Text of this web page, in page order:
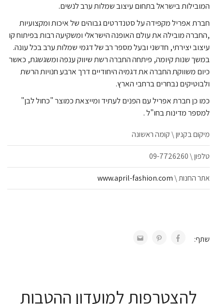
המובילות בישראל בתחום עיצוב שמלות ערב לנשים.
חברת אפריל מקפידה על סטנדרטים גבוהים של איכות ומקצועיות
,החברה מובילה את עולם האופנה הישראלי ומשקיעה רבות בפיתוח קו
עיצוב יצירתי, חדשני ובעל מספר רב של דגמי שמלות ערב בכל עונה.
במשך שנות קיומה, פיתחה החברה רשת שיווק ענפה ומשגשגת, כאשר
כיום משווקת החברה את דגמיה היחודיים דרך ארבע חנויות הרשת
ולבוטיקים נבחרים ברחבי הארץ.
כמו כן חברת אפריל עם הפנים לעתיד ומייצאת כמוצר "כחול לבן"
למספר מדינות בחו"ל .
מיקום בקניון \ קומה ראשונה
טלפון \ 09-7726260
אתר החנות \www.april-fashion.com
שתף:
להצטרפות למועדון ההטבות